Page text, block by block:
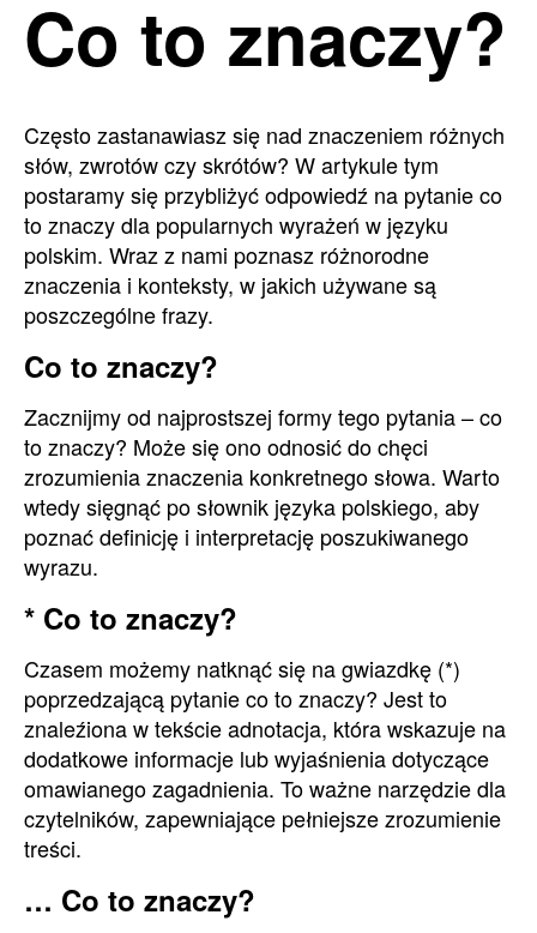
Co to znaczy?
Często zastanawiasz się nad znaczeniem różnych
słów, zwrotów czy skrótów? W artykule tym
postaramy się przybliżyć odpowiedź na pytanie co
to znaczy dla popularnych wyrażeń w języku
polskim. Wraz z nami poznasz różnorodne
znaczenia i konteksty, w jakich używane są
poszczególne frazy.
Co to znaczy?
Zacznijmy od najprostszej formy tego pytania – co
to znaczy? Może się ono odnosić do chęci
zrozumienia znaczenia konkretnego słowa. Warto
wtedy sięgnąć po słownik języka polskiego, aby
poznać definicję i interpretację poszukiwanego
wyrazu.
* Co to znaczy?
Czasem możemy natknąć się na gwiazdkę (*)
poprzedzającą pytanie co to znaczy? Jest to
znaleźiona w tekście adnotacja, która wskazuje na
dodatkowe informacje lub wyjaśnienia dotyczące
omawianego zagadnienia. To ważne narzędzie dla
czytelników, zapewniające pełniejsze zrozumienie
treści.
… Co to znaczy?